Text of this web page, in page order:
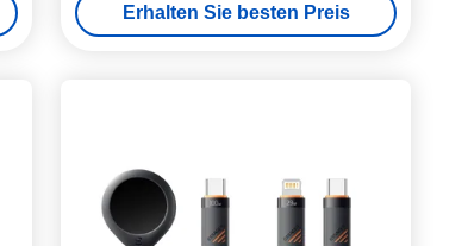
Erhalten Sie besten Preis